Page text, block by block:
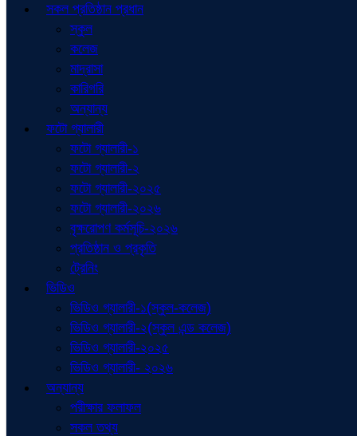
সকল প্রতিষ্ঠান প্রধান
স্কুল
কলেজ
মাদ্রাসা
কারিগরি
অন্যান্য
ফটো গ্যালারী
ফটো গ্যালারী-১
ফটো গ্যালারী-২
ফটো গ্যালারী-২০২৫
ফটো গ্যালারী-২০২৬
বৃক্ষরোপণ কর্মসূচি-২০২৬
প্রতিষ্ঠান ও প্রকৃতি
ট্রেনিং
ভিডিও
ভিডিও গ্যালারী-১(স্কুল-কলেজ)
ভিডিও গ্যালারী-২(স্কুল এন্ড কলেজ)
ভিডিও গ্যালারী-২০২৫
ভিডিও গ্যালারী- ২০২৬
অন্যান্য
পরীক্ষার ফলাফল
সকল তথ্য